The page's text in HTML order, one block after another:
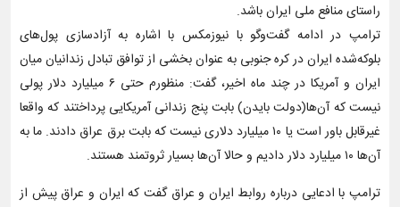
راستای منافع ملی ایران باشد.
ترامپ در ادامه گفت‌وگو با نیوزمکس با اشاره به آزادسازی پول‌های
بلوکه‌شده ایران در کره جنوبی به عنوان بخشی از توافق تبادل زندانیان میان
ایران و آمریکا در چند ماه اخیر، گفت: منظورم حتی ۶ میلیارد دلار پولی
نیست که آن‌ها(دولت بایدن) بابت پنج زندانی آمریکایی پرداختند که واقعا
غیرقابل باور است یا ۱۰ میلیارد دلاری نیست که بابت برق عراق دادند. ما به
آن‌ها ۱۰ میلیارد دلار دادیم و حالا آن‌ها بسیار ثروتمند هستند.
ترامپ با ادعایی درباره روابط ایران و عراق گفت که ایران و عراق پیش از